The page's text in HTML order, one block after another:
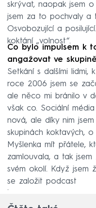
skrývat, naopak jsem
jsem za to pochvaly a
Osvobozující a
koktání „volnost“.
Co bylo impulsem k
angažovat ve
Setkání s dalšími lidmi,
roce 2006 jsem se
ale něco mi bránilo v
však co. Sociální
nová, ale díky nim
skupinách koktavých,
Myšlenka mít přátele,
zamlouvala, a tak
svém okolí. Když jsem
se založit podcast
.